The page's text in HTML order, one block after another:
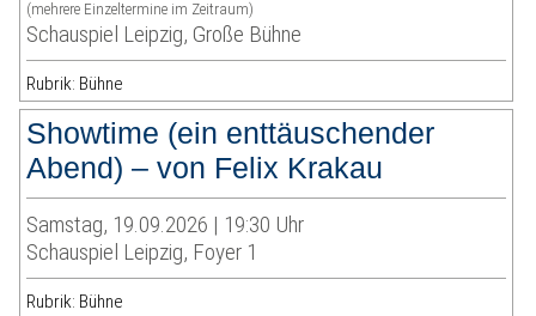
(mehrere Einzeltermine im Zeitraum)
Schauspiel Leipzig, Große Bühne
Rubrik: Bühne
Showtime (ein enttäuschender
Abend) – von Felix Krakau
Samstag, 19.09.2026 | 19:30 Uhr
Schauspiel Leipzig, Foyer 1
Rubrik: Bühne